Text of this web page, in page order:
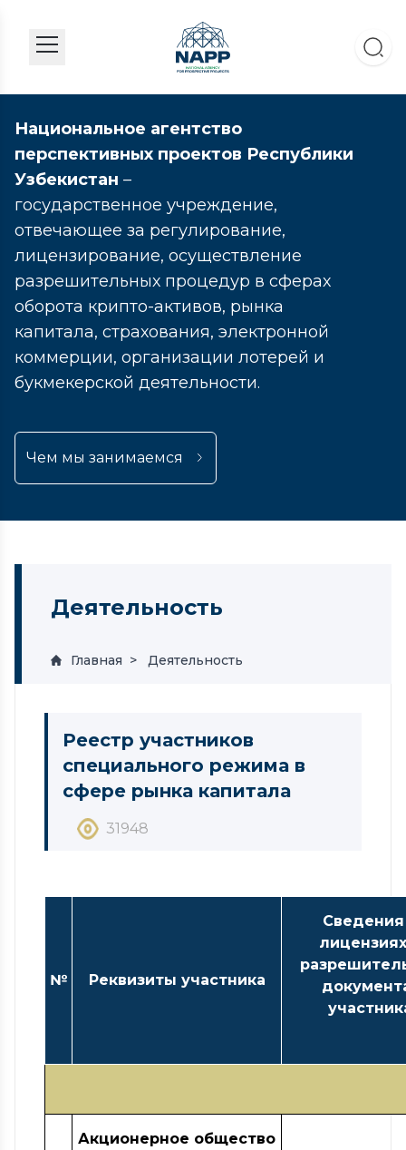
Национальное агентство
перспективных проектов Республики
Узбекистан –
государственное учреждение,
отвечающее за регулирование,
лицензирование, осуществление
разрешительных процедур в сферах
оборота крипто-активов, рынка
капитала, страхования, электронной
коммерции, организации лотерей и
букмекерской деятельности.
Чем мы занимаемся
Деятельность
Главная Деятельность
Реестр участников
специального режима в
сфере рынка капитала
31948
№ Реквизиты участника
Акционерное общество